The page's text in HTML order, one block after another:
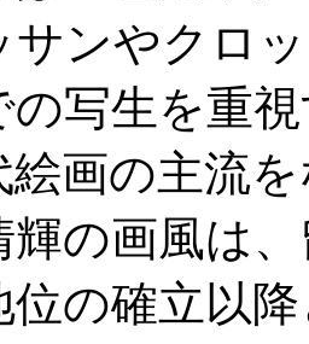
サンやクロ
の写生を重
絵画の主流
輝の画風は
位の確立以